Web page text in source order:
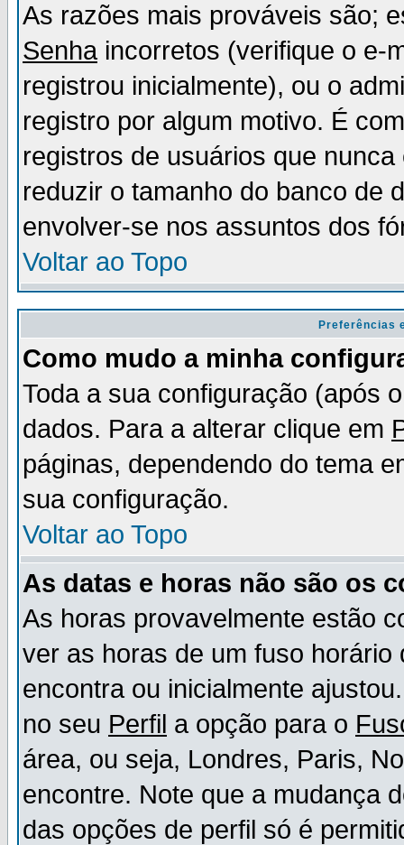
As razões mais prováveis são;
Senhaincorretos (verifique o e-
registrou inicialmente), ou o
registro por algum motivo. É
registros de usuários que
reduzir o tamanho do banco de
envolver-se nos assuntos dos
Voltar ao Topo
Preferências
Como mudo a minha
Toda a sua configuração (após
dados. Para a alterar clique em
páginas, dependendo do tema
sua configuração.
Voltar ao Topo
As datas e horas não são os
As horas provavelmente estão
ver as horas de um fuso
encontra ou inicialmente
no seu Perfil a opção para o
área, ou seja, Londres, Paris,
encontre. Note que a mudança
das opções de perfil só é